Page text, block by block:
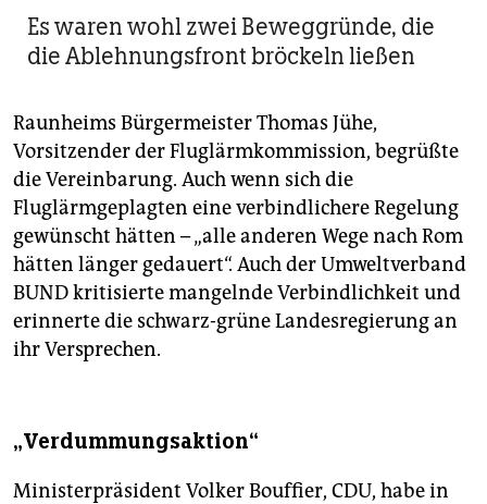
Es waren wohl zwei Beweggründe, die
die Ablehnungsfront bröckeln ließen
Raunheims Bürgermeister Thomas Jühe,
Vorsitzender der Fluglärmkommission, begrüßte
die Vereinbarung. Auch wenn sich die
Fluglärmgeplagten eine verbindlichere Regelung
gewünscht hätten – „alle anderen Wege nach Rom
hätten länger gedauert“. Auch der Umweltverband
BUND kritisierte mangelnde Verbindlichkeit und
erinnerte die schwarz-grüne Landesregierung an
ihr Versprechen.
„Verdummungsaktion“
Ministerpräsident Volker Bouffier, CDU, habe in